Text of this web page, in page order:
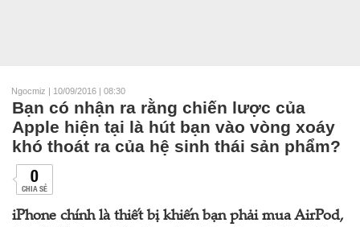
Ngocmiz | 10/09/2016 | 08:30
Bạn có nhận ra rằng chiến lược của
Apple hiện tại là hút bạn vào vòng xoáy
khó thoát ra của hệ sinh thái sản phẩm?
0
CHIA SẺ
iPhone chính là thiết bị khiến bạn phải mua AirPod,